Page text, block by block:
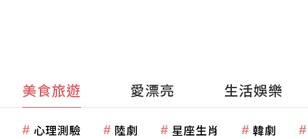
美食旅遊 愛漂亮 生活娛樂
心理測驗 陸劇 星座生肖 韓劇